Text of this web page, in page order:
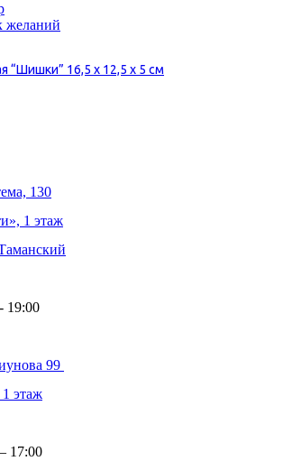
желаний
“Шишки” 16,5 х 12,5 х 5 см
130
1 этаж
19:00
99
этаж
17:00